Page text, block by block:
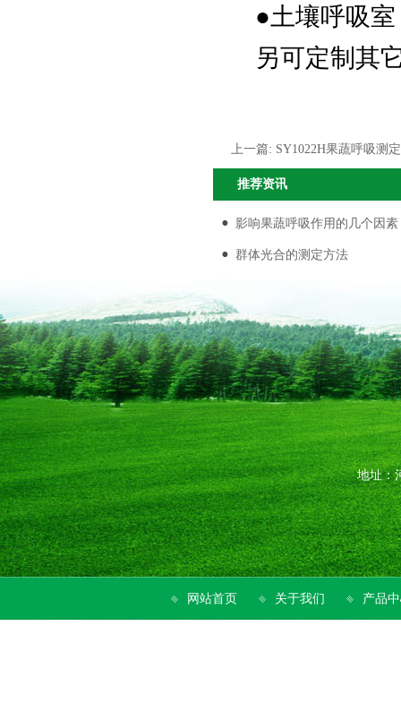
●土壤呼吸
另可定制其
上一篇: SY1022H果蔬呼吸测
推荐资讯
影响果蔬呼吸作用的几个因素
群体光合的测定方法
地址：
网站首页 关于我们 产品